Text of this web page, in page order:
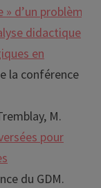
d’un problème
didactique
en
la conférence
M.
pour
du GDM.